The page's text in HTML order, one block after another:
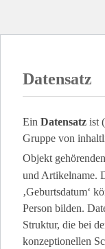
Datensatz
Ein Datensatz ist
Gruppe von
Objekt
und Artikelname.
‚Geburtsdatum‘
Person bilden.
Struktur, die bei
konzeptionellen